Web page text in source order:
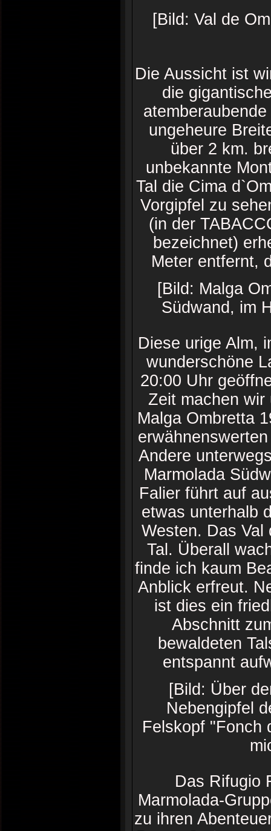
[Bild: Val de
Die Aussicht ist
die
ungeheure
über 2 km.
unbekannte
Tal die Cima
Vorgipfel zu
(in der
bezeichnet)
Meter entfernt,
[Bild: Malga
Südwand, im
Diese urige Alm,
wunderschöne
20:00 Uhr
Zeit machen wir
Malga Ombretta
Andere
Marmolada
Falier führt auf
etwas unterhalb
Westen. Das Val
Tal. Überall
finde ich kaum
Anblick erfreut.
ist dies ein
Abschnitt
bewaldeten
entspannt
[Bild: Über
Nebengipfel
Felskopf
Das Rifugio
Marmolada-
zu ihren